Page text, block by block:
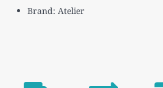
Brand: Atelier